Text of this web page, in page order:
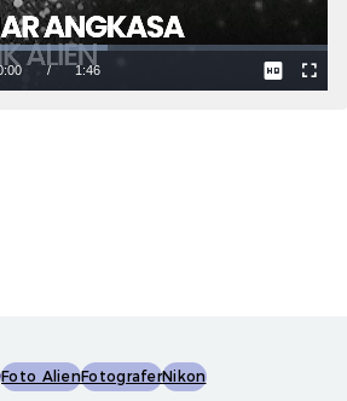
Foto AlienFotograferNikon